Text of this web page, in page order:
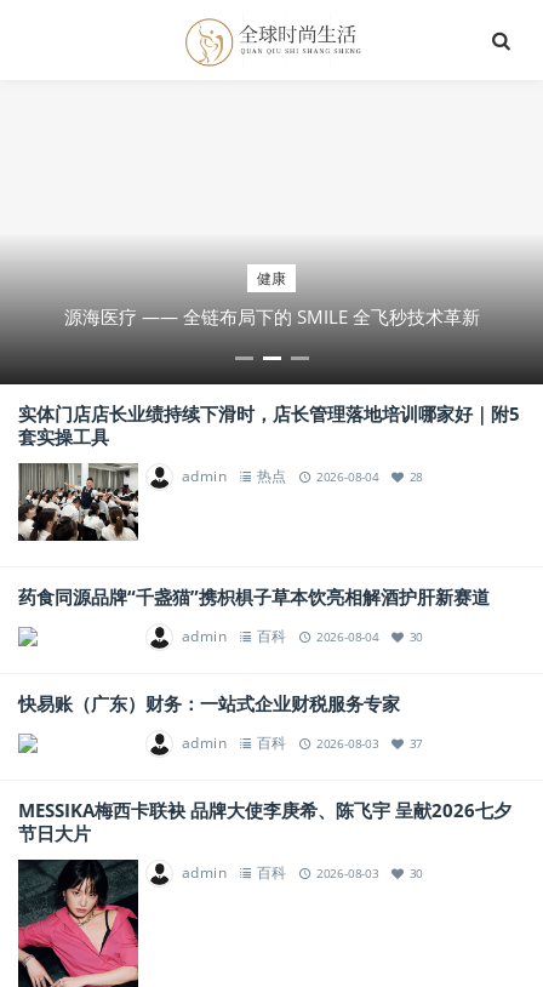
健康
源海医疗 —— 全链布局下的 SMILE 全飞秒技术革新
实体门店店长业绩持续下滑时，店长管理落地培训哪家好｜附5
套实操工具
admin 热点 2026-08-04 28
药食同源品牌“千盏猫”携枳椇子草本饮亮相解酒护肝新赛道
admin 百科 2026-08-04 30
快易账（广东）财务：一站式企业财税服务专家
admin 百科 2026-08-03 37
MESSIKA梅西卡联袂 品牌大使李庚希、陈飞宇 呈献2026七夕
节日大片
admin 百科 2026-08-03 30